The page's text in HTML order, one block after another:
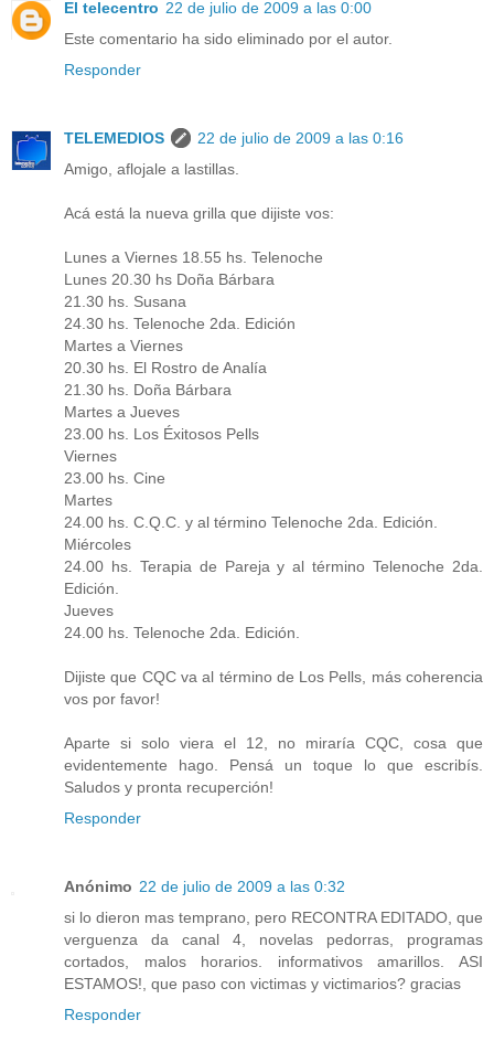
El telecentro 22 de julio de 2009 a las 0:00
Este comentario ha sido eliminado por el autor.
Responder
TELEMEDIOS
22 de julio de 2009 a las 0:16
Amigo, aflojale a lastillas.
Acá está la nueva grilla que dijiste vos:
Lunes a Viernes 18.55 hs. Telenoche
Lunes 20.30 hs Doña Bárbara
21.30 hs. Susana
24.30 hs. Telenoche 2da. Edición
Martes a Viernes
20.30 hs. El Rostro de Analía
21.30 hs. Doña Bárbara
Martes a Jueves
23.00 hs. Los Éxitosos Pells
Viernes
23.00 hs. Cine
Martes
24.00 hs. C.Q.C. y al término Telenoche 2da. Edición.
Miércoles
24.00 hs. Terapia de Pareja y al término Telenoche 2da.
Edición.
Jueves
24.00 hs. Telenoche 2da. Edición.
Dijiste que CQC va al término de Los Pells, más coherencia
vos por favor!
Aparte si solo viera el 12, no miraría CQC, cosa que
evidentemente hago. Pensá un toque lo que escribís.
Saludos y pronta recuperción!
Responder
Anónimo 22 de julio de 2009 a las 0:32
si lo dieron mas temprano, pero RECONTRA EDITADO, que
verguenza da canal 4, novelas pedorras, programas
cortados, malos horarios. informativos amarillos. ASI
ESTAMOS!, que paso con victimas y victimarios? gracias
Responder